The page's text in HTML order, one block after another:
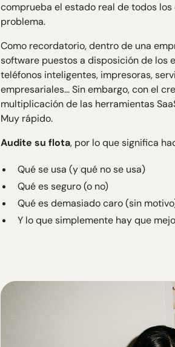
comprueba el estado real de todos
problema.
Como recordatorio, dentro de una
software puestos a disposición de los
teléfonos inteligentes, impresoras,
empresariales... Sin embargo, con el
multiplicación de las herramientas
Muy rápido.
Audite su flota, por lo que significa
Qué se usa (y qué no se usa)
Qué es seguro (o no)
Qué es demasiado caro (sin
Y lo que simplemente hay que